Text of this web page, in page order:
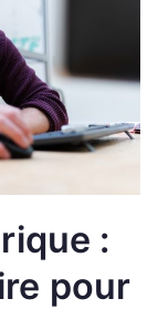
:
pour